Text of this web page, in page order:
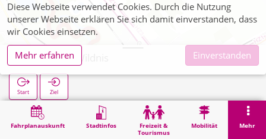
Fahrplanauskunft Stadtinfos
Freizeit &
Tourismus
Mobilität Mehr
Merkstein Wildnis
Start Ziel
Suche
Diese Webseite verwendet Cookies. Durch die Nutzung
unserer Webseite erklären Sie sich damit einverstanden, dass
wir Cookies einsetzen.
Mehr erfahren
Einverstanden